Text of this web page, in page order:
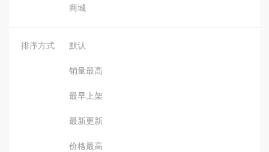
商城
排序方式 默认
销量最高
最早上架
最新更新
价格最高